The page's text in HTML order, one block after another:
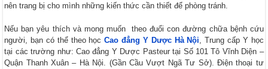
nên trang bị cho mình những kiến thức cần thiết để phòng tránh.
Nếu bạn yêu thích và mong muốn theo đuổi con đường chữa bệnh cứu
người, bạn có thể theo họcCao đẳng Y Dược Hà Nội, Trung cấp Y học
tại các trường như: Cao đẳng Y Dược Pasteur tại Số 101 Tô Vĩnh Diện –
Quận Thanh Xuân – Hà Nội. (Gần Cầu Vượt Ngã Tư Sở). Điện thoại tư